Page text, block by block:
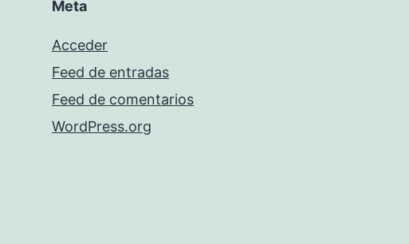
Meta
Acceder
Feed de entradas
Feed de comentarios
WordPress.org